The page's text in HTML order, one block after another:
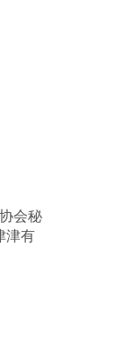
会秘
津有